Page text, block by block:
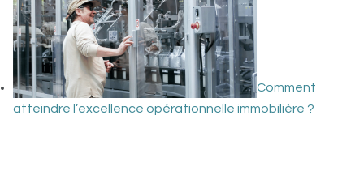
Comment
atteindre l’excellence opérationnelle immobilière ?